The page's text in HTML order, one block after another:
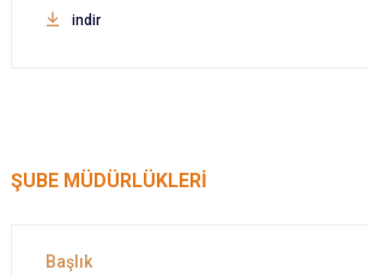
indir
ŞUBE MÜDÜRLÜKLERİ